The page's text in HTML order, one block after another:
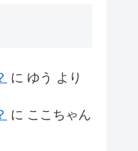
に ゆう より
に ここちゃん